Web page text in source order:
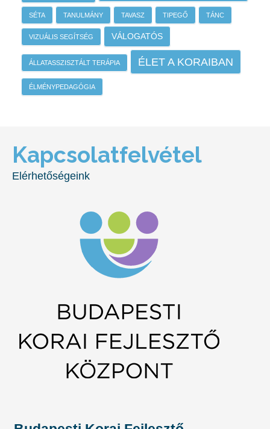
SÉTA TANULMÁNY TAVASZ TIPEGŐ TÁNC
VIZUÁLIS SEGÍTSÉG VÁLOGATÓS
ÁLLATASSZISZTÁLT TERÁPIA ÉLET A KORAIBAN
ÉLMÉNYPEDAGÓGIA
Kapcsolatfelvétel
Elérhetőségeink